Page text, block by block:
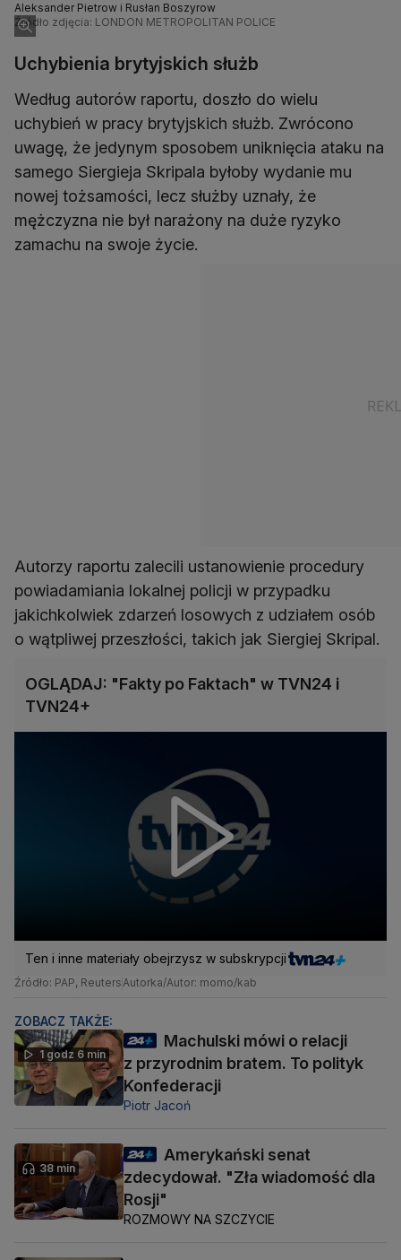
Aleksander Pietrow i Rusłan Boszyrow
Źródło zdjęcia: LONDON METROPOLITAN POLICE
Uchybienia brytyjskich służb
Według autorów raportu, doszło do wielu
uchybień w pracy brytyjskich służb. Zwrócono
uwagę, że jedynym sposobem uniknięcia ataku na
samego Siergieja Skripala byłoby wydanie mu
nowej tożsamości, lecz służby uznały, że
mężczyzna nie był narażony na duże ryzyko
zamachu na swoje życie.
Autorzy raportu zalecili ustanowienie procedury
powiadamiania lokalnej policji w przypadku
jakichkolwiek zdarzeń losowych z udziałem osób
o wątpliwej przeszłości, takich jak Siergiej Skripal.
OGLĄDAJ: "Fakty po Faktach" w TVN24 i
TVN24+
Ten i inne materiały obejrzysz w subskrypcji
Źródło: PAP, ReutersAutorka/Autor: momo/kab
ZOBACZ TAKŻE:
1 godz 6 min
Machulski mówi o relacji
z przyrodnim bratem. To polityk
Konfederacji
Piotr Jacoń
38 min
Amerykański senat
zdecydował. "Zła wiadomość dla
Rosji"
ROZMOWY NA SZCZYCIE